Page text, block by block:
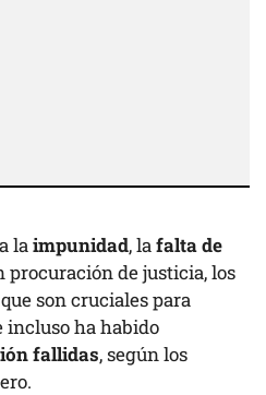
la impunidad, la falta de
procuración de justicia, los
que son cruciales para
ha habido
fallidas, según los